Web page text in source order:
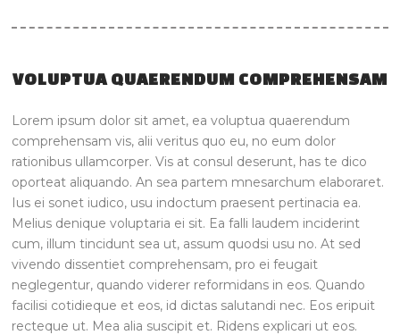
VOLUPTUA QUAERENDUM COMPREHENSAM
Lorem ipsum dolor sit amet, ea voluptua quaerendum
comprehensam vis, alii veritus quo eu, no eum dolor
rationibus ullamcorper. Vis at consul deserunt, has te dico
oporteat aliquando. An sea partem mnesarchum elaboraret.
Ius ei sonet iudico, usu indoctum praesent pertinacia ea.
Melius denique voluptaria ei sit. Ea falli laudem inciderint
cum, illum tincidunt sea ut, assum quodsi usu no. At sed
vivendo dissentiet comprehensam, pro ei feugait
neglegentur, quando viderer reformidans in eos. Quando
facilisi cotidieque et eos, id dictas salutandi nec. Eos eripuit
recteque ut. Mea alia suscipit et. Ridens explicari ut eos.